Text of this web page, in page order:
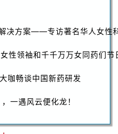
决方案——专访著名华人女性
性领袖和千千万万女同药们节
咖畅谈中国新药研发
一遇风云便化龙！